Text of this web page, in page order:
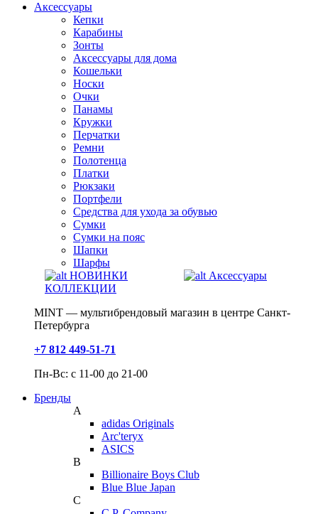
Аксессуары
Кепки
Карабины
Зонты
Аксессуары для дома
Кошельки
Носки
Очки
Панамы
Кружки
Перчатки
Ремни
Полотенца
Платки
Рюкзаки
Портфели
Средства для ухода за обувью
Сумки
Сумки на пояс
Шапки
Шарфы
НОВИНКИ
КОЛЛЕКЦИИ
Аксессуары
MINT — мультибрендовый магазин в центре Санкт-
Петербурга
+7 812 449-51-71
Пн-Вс: с 11-00 до 21-00
Бренды
A
adidas Originals
Arc'teryx
ASICS
B
Billionaire Boys Club
Blue Blue Japan
C